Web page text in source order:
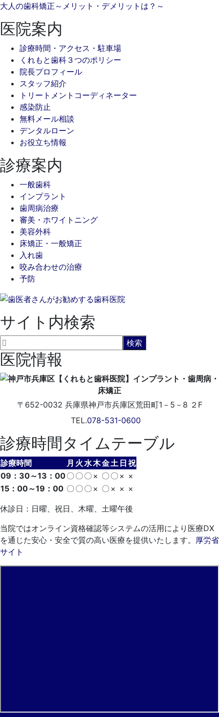
大人の歯科矯正～メリット・デメリットは？～
医院案内
診療時間・アクセス・駐車場
くれもと歯科３つのポリシー
院長プロフィール
スタッフ紹介
トリートメントコーディネーター
感染防止
無料メール相談
デンタルローン
お役立ち情報
診療案内
一般歯科
インプラント
歯周病治療
審美・ホワイトニング
美容外科
床矯正・一般矯正
入れ歯
咬み合わせの治療
予防
サイト内検索
医院情報
〒652-0032 兵庫県神戸市兵庫区荒田町1－5－8 ２F
TEL.078-531-0600
診療時間タイムテーブル
診療時間 月 火 水木金土 日 祝
09：30～13：00〇 〇 〇 × 〇 〇 × ×
15：00～19：00 〇 〇 〇 × 〇 × × ×
休診日：日曜、祝日、木曜、土曜午後
当院ではオンライン資格確認等システムの活用により医療DX
を通じた安心・安全で質の高い医療を提供いたします。 厚労省
サイト